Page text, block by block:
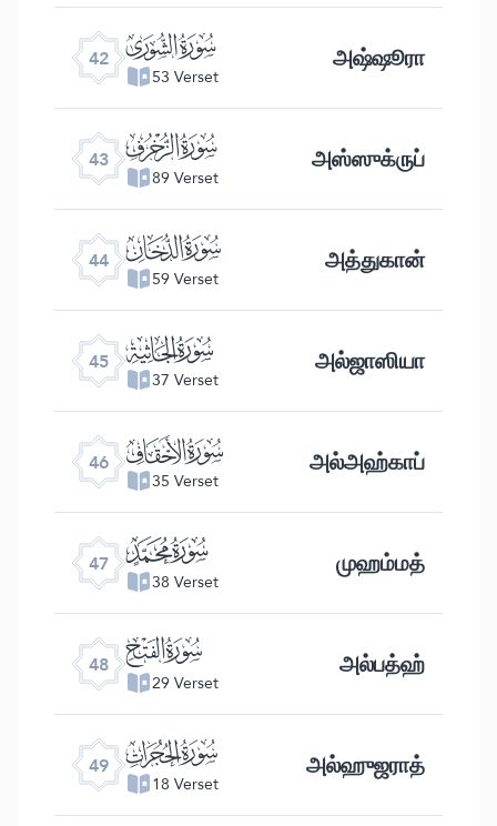
42 ﯗ
53 Verset அஷ்ஷூரா
43 ﯘ
89 Verset அஸ்ஸுக்ருப்
44 ﯙ
59 Verset அத்துகான்
45 ﯚ
37 Verset அல்ஜாஸியா
46 ﯛ
35 Verset அல்அஹ்காப்
47 ﯜ
38 Verset முஹம்மத்
48 ﯝ
29 Verset அல்பத்ஹ்
49 ﯞ
18 Verset அல்ஹுஜராத்